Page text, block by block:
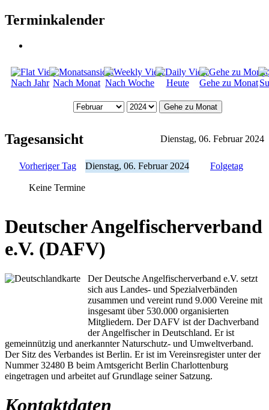
Terminkalender
Nach Jahr Nach Monat Nach Woche Heute Gehe zu Monat
Gehe zu Monat
Tagesansicht Dienstag, 06. Februar 2024
Vorheriger Tag Dienstag, 06. Februar 2024 Folgetag
Keine Termine
Deutscher Angelfischerverband
e.V. (DAFV)
Der Deutsche Angelfischerverband e.V. setzt
sich aus Landes- und Spezialverbänden
zusammen und vereint rund 9.000 Vereine mit
insgesamt über 530.000 organisierten
Mitgliedern. Der DAFV ist der Dachverband
der Angelfischer in Deutschland. Er ist
gemeinnützig und anerkannter Naturschutz- und Umweltverband.
Der Sitz des Verbandes ist Berlin. Er ist im Vereinsregister unter der
Nummer 32480 B beim Amtsgericht Berlin Charlottenburg
eingetragen und arbeitet auf Grundlage seiner Satzung.
Kontaktdaten